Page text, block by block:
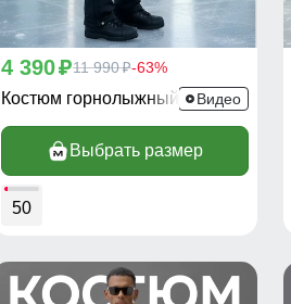
4 390p11 990p-63%
Костюм горнолыжный 370Ch
Видео
Выбрать размер
50